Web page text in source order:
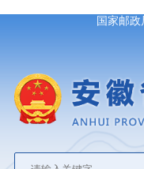
国家邮政